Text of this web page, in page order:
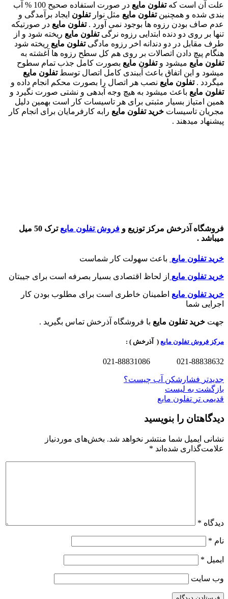
علت آن است کهتفلون مایع
در صورت استفاده صحیح 100 % آب
بندی شده و همچنینتفلون مایع مثل نوارتفلون ایجاد برآمدگی و
عدم صاف بودن رزوه ها بوجود نمی آورد .تفلون مایع در صورتیکه
تنها بر روی دو دنده ابتدایی رزوه نرگیتفلون مایع ریخته شود و از
طرف مقابل در دو دندانه اخر رزوه مادگیتفلون مایع ریخته شود
هنگام پیچ دادن اتصالات بر روی هم کل سطح رزوه ها آغشته به
تفلون مایع میشود وتفلون مایع بصورت کامل جذب تمام سطوح
میشود و این اتفاق باعث آببندی کامل اتصال توسطتفلون مایع
میگردد .تفلون مایع نصب هر اتصال را بصورت محکم انجام داده و
تفلون مایع باعث میشود به هیچ وجه آبدهی و نشتی صورت نگیرد و
همین امتیاز بسیار مثبتی برای هر تاسیسات کار است بهمین دلیل
مجریان تاسیسات خرید تفلون مایع رابه کارفرمایان برای انجام کار
پیشنهاد میدهند .
فروشگاه آذرخش مرکز توزیع و فروش تفلون مایع ترک
50 میل
میباشد .
خرید تفلون مایع باعث سهولت کار شماست
خرید تفلون مایع از لحاظ اقتصادی بسیار بصرفه است برای جیبتان
خرید تفلون مایع اطمینان خاطری است برای مطلوب بودن کار
اجرایی شما
جهت خرید تفلون مایع با فروشگاه آذرخش تماس بگیرید .
مرکز فروش تفلون مایع ( آذرخش ) :
021-88838632 021-88831086
جدیدتر فشارشکن آب چیست؟
بازگشت به لیست
قدیمی تر تفلون مایع
دیدگاهتان را بنویسید
نشانی ایمیل شما منتشر نخواهد شد. بخش‌های موردنیاز
علامت‌گذاری شده‌اند *
دیدگاه *
نام *
ایمیل *
وب‌ سایت